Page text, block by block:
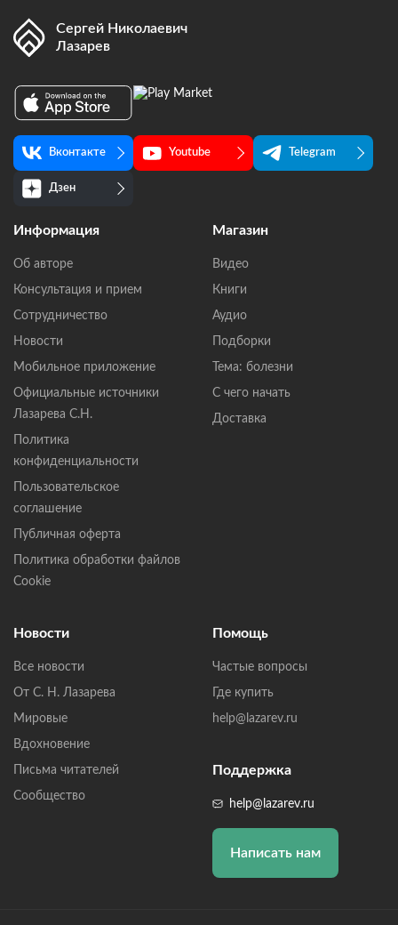
Сергей Николаевич
Лазарев
Вконтакте Youtube Telegram
Дзен
Информация
Об авторе
Консультация и прием
Сотрудничество
Новости
Мобильное приложение
Официальные источники
Лазарева С.Н.
Политика
конфиденциальности
Пользовательское
соглашение
Публичная оферта
Политика обработки файлов
Cookie
Магазин
Видео
Книги
Аудио
Подборки
Тема: болезни
С чего начать
Доставка
Новости
Все новости
От С. Н. Лазарева
Мировые
Вдохновение
Письма читателей
Сообщество
Помощь
Частые вопросы
Где купить
help@lazarev.ru
Поддержка
help@lazarev.ru
Написать нам